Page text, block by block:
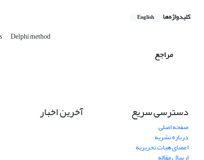
کلیدواژه‌ها English
Delphi method
مراجع
دسترسی سریع
صفحه اصلی
درباره نشریه
اعضای هیات تحریریه
آخرین اخبار